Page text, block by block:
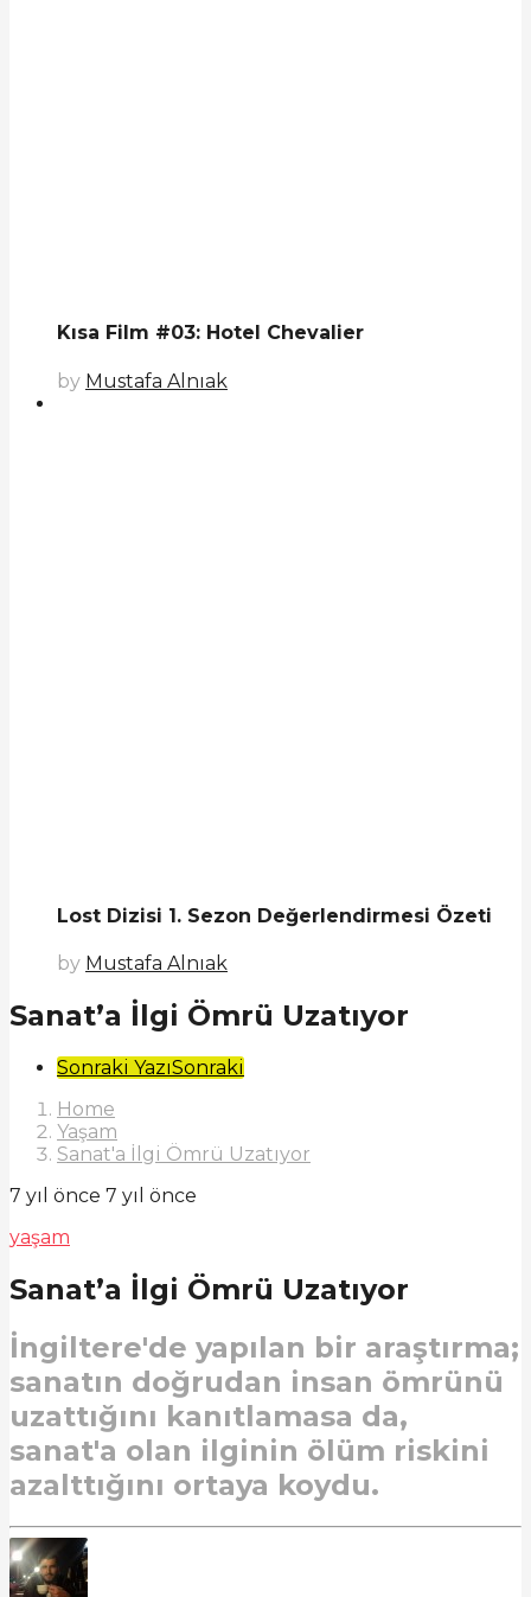
Kısa Film #03: Hotel Chevalier
by Mustafa Alnıak
Lost Dizisi 1. Sezon Değerlendirmesi Özeti
by Mustafa Alnıak
Sanat’a İlgi Ömrü Uzatıyor
Post
Pagination
Sonraki YazıSonraki
Home
Yaşam
Sanat'a İlgi Ömrü Uzatıyor
7 yıl önce 7 yıl önce
yaşam
Sanat’a İlgi Ömrü Uzatıyor
İngiltere'de yapılan bir araştırma;
sanatın doğrudan insan ömrünü
uzattığını kanıtlamasa da,
sanat'a olan ilginin ölüm riskini
azalttığını ortaya koydu.